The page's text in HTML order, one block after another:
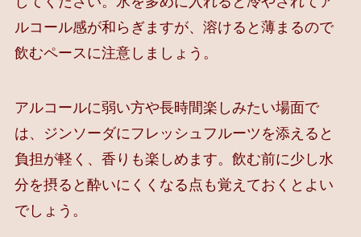
ルコール感が和らぎますが、溶けると薄まるので
飲むペースに注意しましょう。
アルコールに弱い方や長時間楽しみたい場面で
は、ジンソーダにフレッシュフルーツを添えると
負担が軽く、香りも楽しめます。飲む前に少し水
分を摂ると酔いにくくなる点も覚えておくとよい
でしょう。